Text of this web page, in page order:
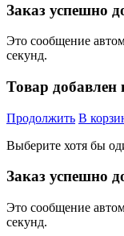
Заказ успешно
Это сообщение
секунд.
Товар добавлен
Продолжить В
Выберите хотя бы
Заказ успешно
Это сообщение
секунд.